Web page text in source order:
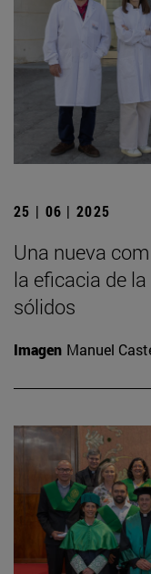
25 | 06 | 2025
Una nueva
la eficacia de
sólidos
Imagen Manuel